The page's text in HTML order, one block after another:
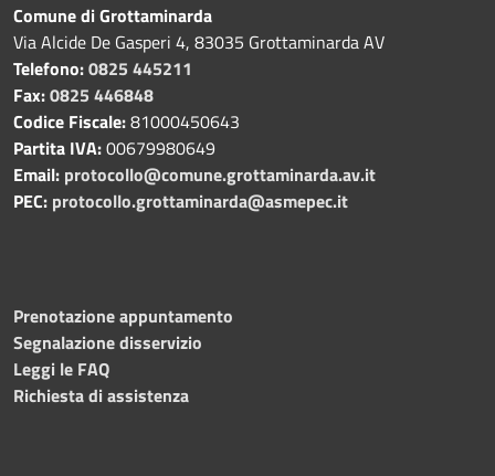
Comune di Grottaminarda
Via Alcide De Gasperi 4, 83035 Grottaminarda AV
Telefono:0825 445211
Fax:0825 446848
Codice Fiscale:81000450643
Partita IVA:00679980649
Email: protocollo@comune.grottaminarda.av.it
PEC: protocollo.grottaminarda@asmepec.it
Prenotazione appuntamento
Segnalazione disservizio
Leggi le FAQ
Richiesta di assistenza